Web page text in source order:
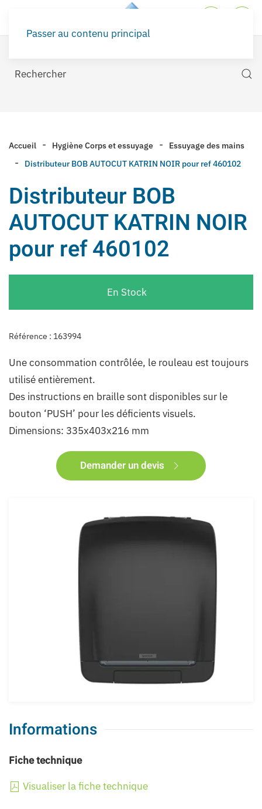
Passer au contenu principal
Accueil Hygiène Corps et essuyage
Essuyage des mains
Distributeur BOB AUTOCUT KATRIN NOIR pour ref 460102
Distributeur BOB
AUTOCUT KATRIN NOIR
pour ref 460102
En Stock
Référence : 163994
Une consommation contrôlée, le rouleau est toujours
utilisé entièrement.
Des instructions en braille sont disponibles sur le
bouton ‘PUSH’ pour les déficients visuels.
Dimensions: 335x403x216 mm
Demander un devis
Informations
Fiche technique
Visualiser la fiche technique